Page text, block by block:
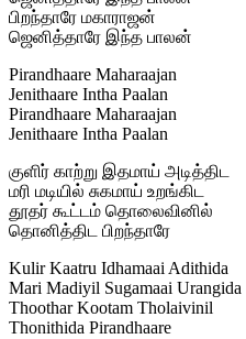
பிறந்தாரே மகாராஜன்
ஜெனித்தாரே இந்த பாலன்
Pirandhaare Maharaajan
Jenithaare Intha Paalan
Pirandhaare Maharaajan
Jenithaare Intha Paalan
குளிர் காற்று இதமாய் அடித்திட
மரி மடியில் சுகமாய் உறங்கிட
தூதர் கூட்டம் தொலைவினில்
தொனித்திட பிறந்தாரே
Kulir Kaatru Idhamaai Adithida
Mari Madiyil Sugamaai Urangida
Thoothar Kootam Tholaivinil
Thonithida Pirandhaare